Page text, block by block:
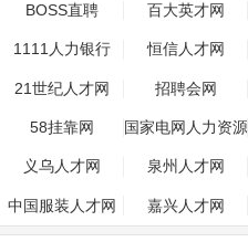
BOSS直聘 百大英才网
1111人力银行 恒信人才网
21世纪人才网 招聘会网
58挂靠网 国家电网人力资源
招聘平台
义乌人才网 泉州人才网
中国服装人才网 嘉兴人才网